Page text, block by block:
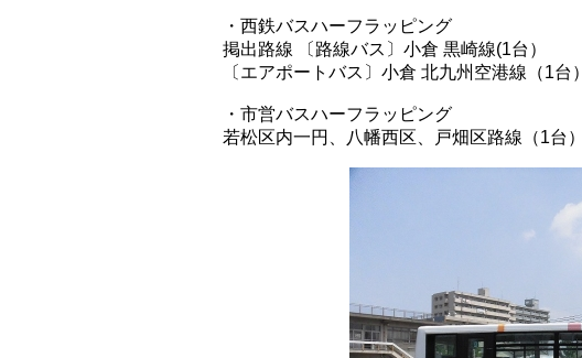
・西鉄バスハーフラッピング
掲出路線 〔路線バス〕小倉 黒崎線(1台）
〔エアポートバス〕小倉 北九州空港線（1台）
・市営バスハーフラッピング
若松区内一円、八幡西区、戸畑区路線（1台）